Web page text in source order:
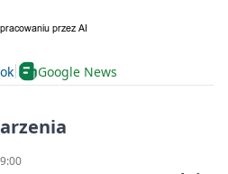
Google News